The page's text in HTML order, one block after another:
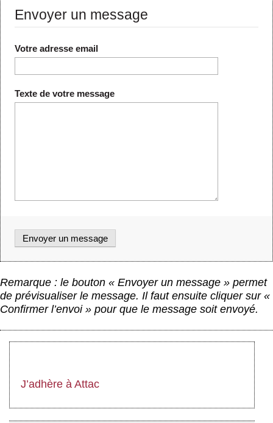
Envoyer un message
Votre adresse email
Texte de votre message
Remarque : le bouton « Envoyer un message » permet
de prévisualiser le message. Il faut ensuite cliquer sur «
Confirmer l’envoi » pour que le message soit envoyé.
J’adhère à Attac